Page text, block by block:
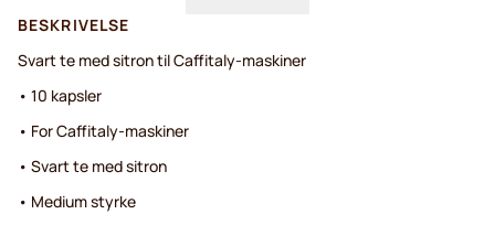
BESKRIVELSE
Svart te med sitron til Caffitaly-maskiner
• 10 kapsler
• For Caffitaly-maskiner
• Svart te med sitron
• Medium styrke